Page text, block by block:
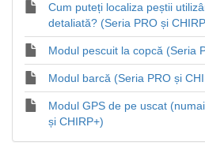
Cum puteți localiza peștii
detaliată? (Seria PRO și
Modul pescuit la copcă (Seria
Modul barcă (Seria PRO și
Modul GPS de pe uscat
și CHIRP+)